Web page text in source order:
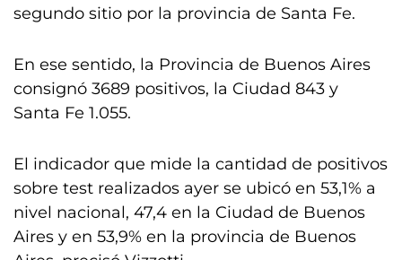
segundo sitio por la provincia de Santa Fe.
En ese sentido, la Provincia de Buenos Aires
consignó 3689 positivos, la Ciudad 843 y
Santa Fe 1.055.
El indicador que mide la cantidad de positivos
sobre test realizados ayer se ubicó en 53,1% a
nivel nacional, 47,4 en la Ciudad de Buenos
Aires y en 53,9% en la provincia de Buenos